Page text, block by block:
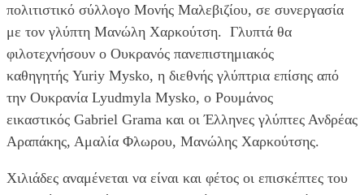
πολιτιστικό σύλλογο Μονής Μαλεβιζίου, σε συνεργασία
με τον γλύπτη Μανώλη Χαρκούτση. Γλυπτά θα
φιλοτεχνήσουν ο Ουκρανός πανεπιστημιακός
καθηγητής Yuriy Mysko, η διεθνής γλύπτρια επίσης από
την Ουκρανία Lyudmyla Mysko, ο Ρουμάνος
εικαστικός Gabriel Grama και οι Έλληνες γλύπτες Ανδρέας
Αραπάκης, Αμαλία Φλωρου, Μανώλης Χαρκούτσης.
Χιλιάδες αναμένεται να είναι και φέτος οι επισκέπτες του